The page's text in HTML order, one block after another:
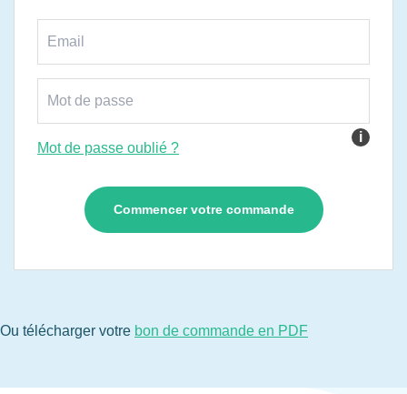
i
Mot de passe oublié ?
Ou télécharger votre bon de commande en PDF